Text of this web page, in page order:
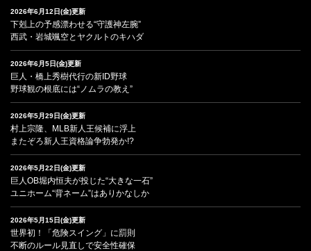
2026年6月12日(金)更新
下剋上の予感漂わせる“守護神左腕”
西武・岩城颯空とヤクルトのキハダ
2026年6月5日(金)更新
巨人・橋上秀樹代行の新ID野球
野球観の根底には“ノムラの教え”
2026年5月29日(金)更新
村上宗隆、MLB新人王候補に浮上
またぞろ新人王資格論争勃発か!?
2026年5月22日(金)更新
巨人OB堀内恒夫が投じた“大きな一石”
ユニホーム“背ネーム”はありかなしか
2026年5月15日(金)更新
世界初！「危険スイング」に罰則
不断のルール見直しで安全性確保